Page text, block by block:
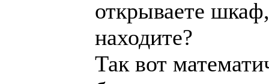
открываете
находите?
Так вот